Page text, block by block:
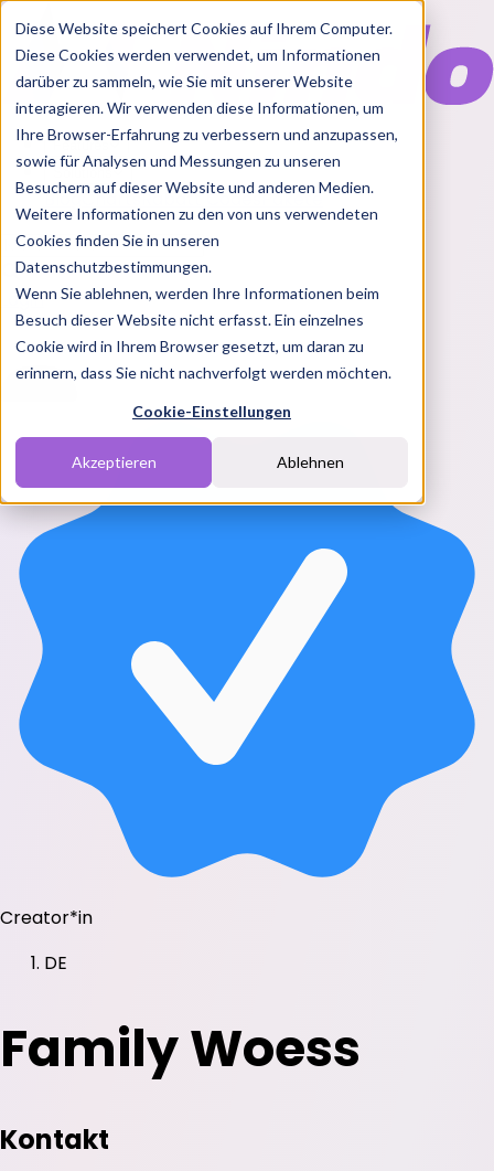
Diese Website speichert Cookies auf Ihrem Computer.
Diese Cookies werden verwendet, um Informationen
darüber zu sammeln, wie Sie mit unserer Website
interagieren. Wir verwenden diese Informationen, um
Ihre Browser-Erfahrung zu verbessern und anzupassen,
sowie für Analysen und Messungen zu unseren
Besuchern auf dieser Website und anderen Medien.
Weitere Informationen zu den von uns verwendeten
Cookies finden Sie in unseren
Datenschutzbestimmungen.
Wenn Sie ablehnen, werden Ihre Informationen beim
Besuch dieser Website nicht erfasst. Ein einzelnes
Cookie wird in Ihrem Browser gesetzt, um daran zu
erinnern, dass Sie nicht nachverfolgt werden möchten.
Cookie-Einstellungen
Akzeptieren Ablehnen
Features
Solutions
BlogChartsRabatt CodesPakete
Login
Creator*in
DE
Family Woess
Kontakt